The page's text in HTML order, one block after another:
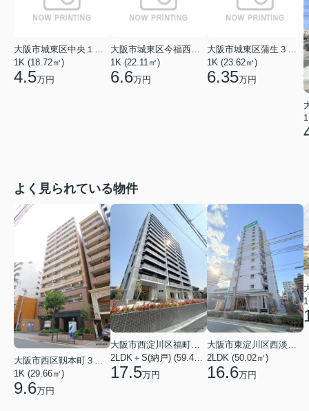
1K (18.72㎡)
4.5万円
1K (22.11㎡)
6.6万円
1K (23.62㎡)
6.35万円
よく見られている物件
大阪市西区靱本町３丁目
1K (29.66㎡)
9.6万円
大阪市西淀川区福町２丁目
2LDK＋S(納戸) (59.48㎡)
17.5万円
大阪市東淀川区西淡路１丁目
2LDK (50.02㎡)
16.6万円